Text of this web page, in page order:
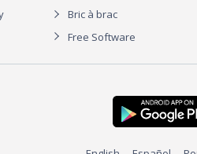
Bric à brac
Free Software